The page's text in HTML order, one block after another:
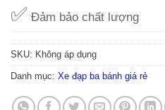
✅ Đảm bảo chất lượng
SKU: Không áp dụng
Danh mục: Xe đạp ba bánh giá rẻ